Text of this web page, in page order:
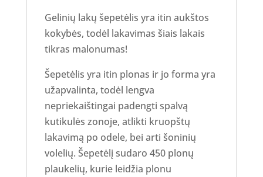
Gelinių lakų šepetėlis yra itin aukštos
kokybės, todėl lakavimas šiais lakais
tikras malonumas!
Šepetėlis yra itin plonas ir jo forma yra
užapvalinta, todėl lengva
nepriekaištingai padengti spalvą
kutikulės zonoje, atlikti kruopštų
lakavimą po odele, bei arti šoninių
volelių. Šepetėlį sudaro 450 plonų
plaukelių, kurie leidžia plonu